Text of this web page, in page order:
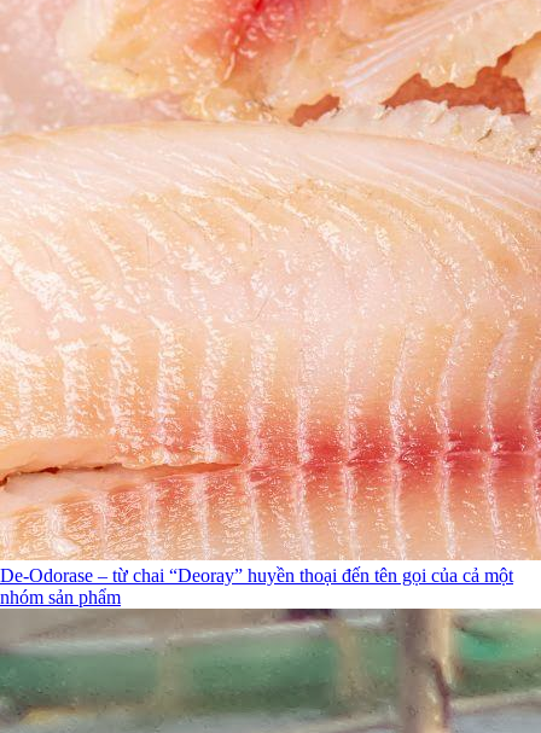
De-Odorase – từ chai “Deoray” huyền thoại đến tên gọi của cả một
nhóm sản phẩm